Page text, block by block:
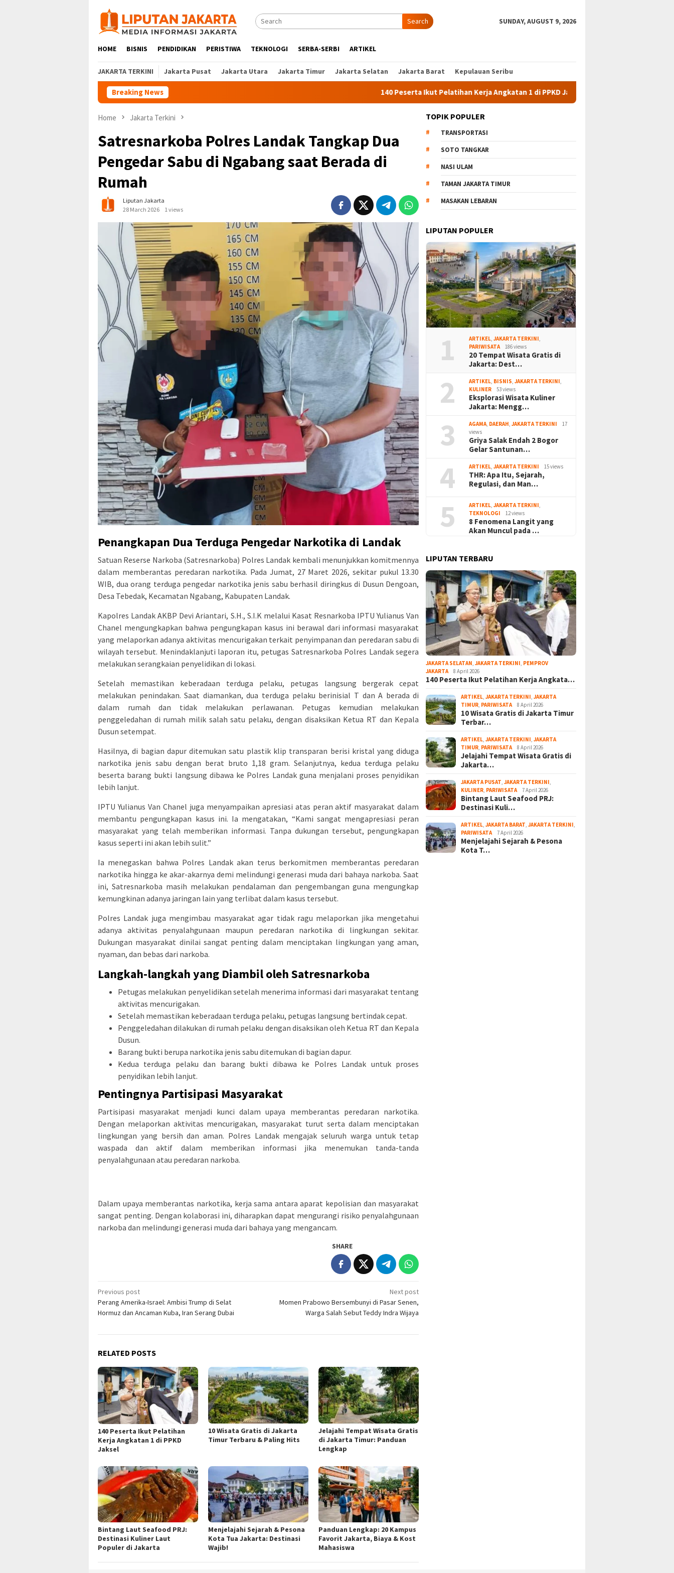
content
Search SUNDAY, AUGUST 9, 2026
HOME BISNIS PENDIDIKAN PERISTIWA TEKNOLOGI SERBA-SERBI ARTIKEL
JAKARTA TERKINI Jakarta Pusat Jakarta Utara Jakarta Timur Jakarta Selatan Jakarta Barat Kepulauan Seribu
Breaking News 140 Peserta Ikut Pelatihan Kerja Angkatan 1 di PPKD Jaksel
Home Jakarta Terkini
Satresnarkoba Polres Landak Tangkap Dua
Pengedar Sabu di Ngabang saat Berada di
Rumah
Liputan Jakarta
28 March 2026
1 views
Penangkapan Dua Terduga Pengedar Narkotika di Landak
Satuan Reserse Narkoba (Satresnarkoba) Polres Landak kembali menunjukkan komitmennya
dalam memberantas peredaran narkotika. Pada Jumat, 27 Maret 2026, sekitar pukul 13.30
WIB, dua orang terduga pengedar narkotika jenis sabu berhasil diringkus di Dusun Dengoan,
Desa Tebedak, Kecamatan Ngabang, Kabupaten Landak.
Kapolres Landak AKBP Devi Ariantari, S.H., S.I.K melalui Kasat Resnarkoba IPTU Yulianus Van
Chanel mengungkapkan bahwa pengungkapan kasus ini berawal dari informasi masyarakat
yang melaporkan adanya aktivitas mencurigakan terkait penyimpanan dan peredaran sabu di
wilayah tersebut. Menindaklanjuti laporan itu, petugas Satresnarkoba Polres Landak segera
melakukan serangkaian penyelidikan di lokasi.
Setelah memastikan keberadaan terduga pelaku, petugas langsung bergerak cepat
melakukan penindakan. Saat diamankan, dua terduga pelaku berinisial T dan A berada di
dalam rumah dan tidak melakukan perlawanan. Petugas kemudian melakukan
penggeledahan di rumah milik salah satu pelaku, dengan disaksikan Ketua RT dan Kepala
Dusun setempat.
Hasilnya, di bagian dapur ditemukan satu plastik klip transparan berisi kristal yang diduga
narkotika jenis sabu dengan berat bruto 1,18 gram. Selanjutnya, kedua terduga pelaku
beserta barang bukti langsung dibawa ke Polres Landak guna menjalani proses penyidikan
lebih lanjut.
IPTU Yulianus Van Chanel juga menyampaikan apresiasi atas peran aktif masyarakat dalam
membantu pengungkapan kasus ini. Ia mengatakan, “Kami sangat mengapresiasi peran
masyarakat yang telah memberikan informasi. Tanpa dukungan tersebut, pengungkapan
kasus seperti ini akan lebih sulit.”
Ia menegaskan bahwa Polres Landak akan terus berkomitmen memberantas peredaran
narkotika hingga ke akar-akarnya demi melindungi generasi muda dari bahaya narkoba. Saat
ini, Satresnarkoba masih melakukan pendalaman dan pengembangan guna mengungkap
kemungkinan adanya jaringan lain yang terlibat dalam kasus tersebut.
Polres Landak juga mengimbau masyarakat agar tidak ragu melaporkan jika mengetahui
adanya aktivitas penyalahgunaan maupun peredaran narkotika di lingkungan sekitar.
Dukungan masyarakat dinilai sangat penting dalam menciptakan lingkungan yang aman,
nyaman, dan bebas dari narkoba.
Langkah-langkah yang Diambil oleh Satresnarkoba
Petugas melakukan penyelidikan setelah menerima informasi dari masyarakat tentang
aktivitas mencurigakan.
Setelah memastikan keberadaan terduga pelaku, petugas langsung bertindak cepat.
Penggeledahan dilakukan di rumah pelaku dengan disaksikan oleh Ketua RT dan Kepala
Dusun.
Barang bukti berupa narkotika jenis sabu ditemukan di bagian dapur.
Kedua terduga pelaku dan barang bukti dibawa ke Polres Landak untuk proses
penyidikan lebih lanjut.
Pentingnya Partisipasi Masyarakat
Partisipasi masyarakat menjadi kunci dalam upaya memberantas peredaran narkotika.
Dengan melaporkan aktivitas mencurigakan, masyarakat turut serta dalam menciptakan
lingkungan yang bersih dan aman. Polres Landak mengajak seluruh warga untuk tetap
waspada dan aktif dalam memberikan informasi jika menemukan tanda-tanda
penyalahgunaan atau peredaran narkoba.
Dalam upaya memberantas narkotika, kerja sama antara aparat kepolisian dan masyarakat
sangat penting. Dengan kolaborasi ini, diharapkan dapat mengurangi risiko penyalahgunaan
narkoba dan melindungi generasi muda dari bahaya yang mengancam.
SHARE
Post
navigation
Previous post
Perang Amerika-Israel: Ambisi Trump di Selat
Hormuz dan Ancaman Kuba, Iran Serang Dubai
Next post
Momen Prabowo Bersembunyi di Pasar Senen,
Warga Salah Sebut Teddy Indra Wijaya
RELATED POSTS
140 Peserta Ikut Pelatihan
Kerja Angkatan 1 di PPKD
Jaksel
10 Wisata Gratis di Jakarta
Timur Terbaru & Paling Hits
Jelajahi Tempat Wisata Gratis
di Jakarta Timur: Panduan
Lengkap
Bintang Laut Seafood PRJ:
Destinasi Kuliner Laut
Populer di Jakarta
Menjelajahi Sejarah & Pesona
Kota Tua Jakarta: Destinasi
Wajib!
Panduan Lengkap: 20 Kampus
Favorit Jakarta, Biaya & Kost
Mahasiswa
TOPIK POPULER
TRANSPORTASI
SOTO TANGKAR
NASI ULAM
TAMAN JAKARTA TIMUR
MASAKAN LEBARAN
LIPUTAN POPULER
1 ARTIKEL ,JAKARTA TERKINI
PARIWISATA
186 views
20 Tempat Wisata Gratis di
Jakarta: Dest…
2 ARTIKEL BISNIS ,JAKARTA TERKINI
KULINER
53 views
Eksplorasi Wisata Kuliner
Jakarta: Mengg…
3 AGAMA DAERAH ,JAKARTA TERKINI
17
views
Griya Salak Endah 2 Bogor
Gelar Santunan…
4 ARTIKEL ,JAKARTA TERKINI 15 views
THR: Apa Itu, Sejarah,
Regulasi, dan Man…
5 ARTIKEL ,JAKARTA TERKINI
TEKNOLOGI
12 views
8 Fenomena Langit yang
Akan Muncul pada …
LIPUTAN TERBARU
JAKARTA SELATAN ,JAKARTA TERKINI PEMPROV
JAKARTA
8 April 2026
140 Peserta Ikut Pelatihan Kerja Angkata…
ARTIKEL ,JAKARTA TERKINI ,JAKARTA
TIMUR PARIWISATA 8 April 2026
10 Wisata Gratis di Jakarta Timur
Terbar…
ARTIKEL ,JAKARTA TERKINI ,JAKARTA
TIMUR PARIWISATA 8 April 2026
Jelajahi Tempat Wisata Gratis di
Jakarta…
JAKARTA PUSAT ,JAKARTA TERKINI
KULINER PARIWISATA 7 April 2026
Bintang Laut Seafood PRJ:
Destinasi Kuli…
ARTIKEL ,JAKARTA BARAT ,JAKARTA TERKINI
PARIWISATA
7 April 2026
Menjelajahi Sejarah & Pesona
Kota T…